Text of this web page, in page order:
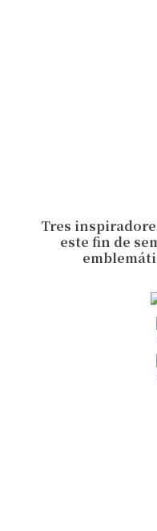
Tres
este fin de